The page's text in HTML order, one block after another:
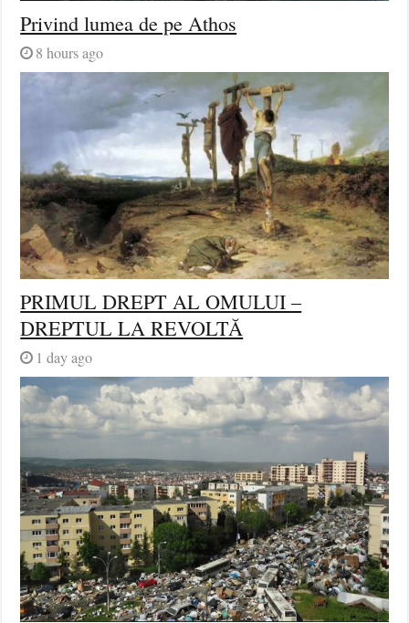
Privind lumea de pe Athos
8 hours ago
PRIMUL DREPT AL OMULUI –
DREPTUL LA REVOLTĂ
1 day ago